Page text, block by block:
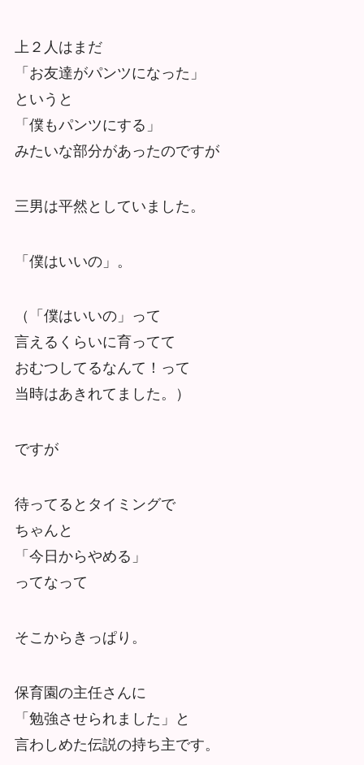
上２人はまだ
「お友達がパンツになった」
というと
「僕もパンツにする」
みたいな部分があったのですが
三男は平然としていました。
「僕はいいの」。
（「僕はいいの」って
言えるくらいに育ってて
おむつしてるなんて！って
当時はあきれてました。）
ですが
待ってるとタイミングで
ちゃんと
「今日からやめる」
ってなって
そこからきっぱり。
保育園の主任さんに
「勉強させられました」と
言わしめた伝説の持ち主です。